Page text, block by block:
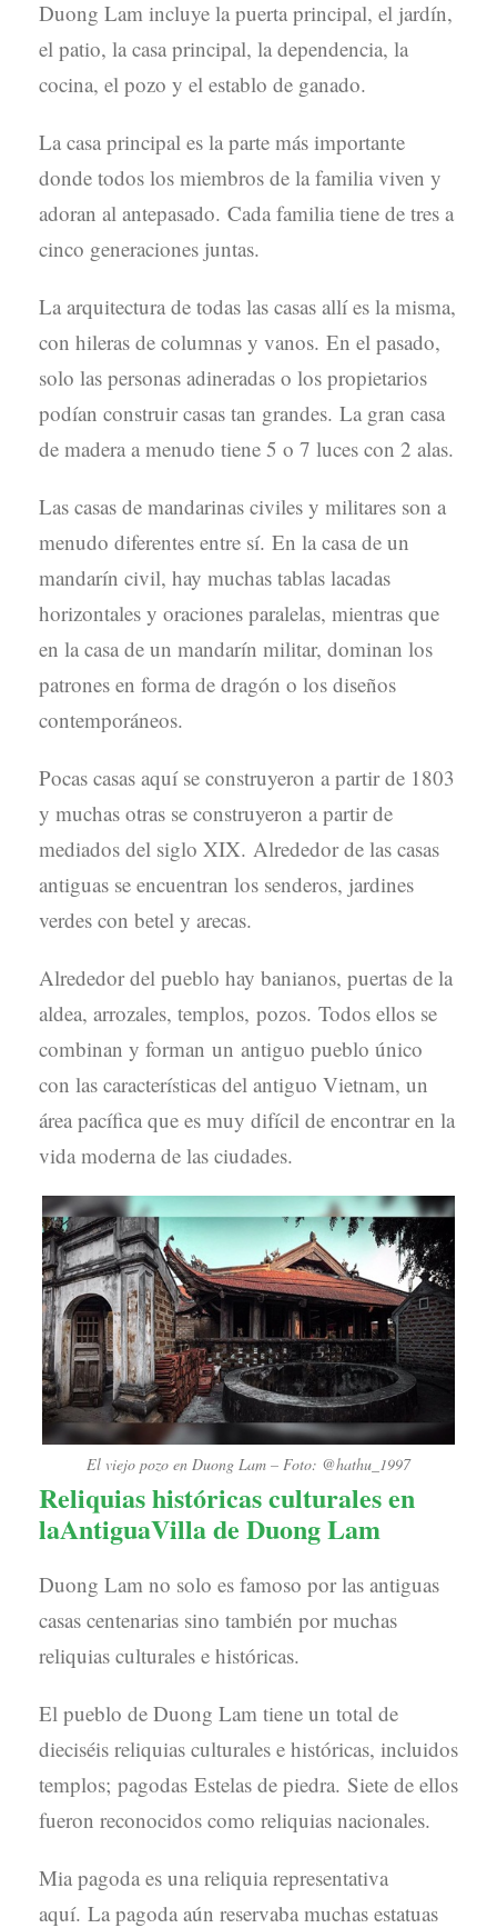
Duong Lam incluye la puerta principal, el jardín,
el patio, la casa principal, la dependencia, la
cocina, el pozo y el establo de ganado.
La casa principal es la parte más importante
donde todos los miembros de la familia viven y
adoran al antepasado. Cada familia tiene de tres a
cinco generaciones juntas.
La arquitectura de todas las casas allí es la misma,
con hileras de columnas y vanos. En el pasado,
solo las personas adineradas o los propietarios
podían construir casas tan grandes. La gran casa
de madera a menudo tiene 5 o 7 luces con 2 alas.
Las casas de mandarinas civiles y militares son a
menudo diferentes entre sí. En la casa de un
mandarín civil, hay muchas tablas lacadas
horizontales y oraciones paralelas, mientras que
en la casa de un mandarín militar, dominan los
patrones en forma de dragón o los diseños
contemporáneos.
Pocas casas aquí se construyeron a partir de 1803
y muchas otras se construyeron a partir de
mediados del siglo XIX. Alrededor de las casas
antiguas se encuentran los senderos, jardines
verdes con betel y arecas.
Alrededor del pueblo hay banianos, puertas de la
aldea, arrozales, templos, pozos. Todos ellos se
combinan y forman un antiguo pueblo único
con las características del antiguo Vietnam, un
área pacífica que es muy difícil de encontrar en la
vida moderna de las ciudades.
El viejo pozo en Duong Lam – Foto: @hathu_1997
Reliquias históricas culturales en
laAntiguaVilla de Duong Lam
Duong Lam no solo es famoso por las antiguas
casas centenarias sino también por muchas
reliquias culturales e históricas.
El pueblo de Duong Lam tiene un total de
dieciséis reliquias culturales e históricas, incluidos
templos; pagodas Estelas de piedra. Siete de ellos
fueron reconocidos como reliquias nacionales.
Mia pagoda es una reliquia representativa
aquí. La pagoda aún reservaba muchas estatuas